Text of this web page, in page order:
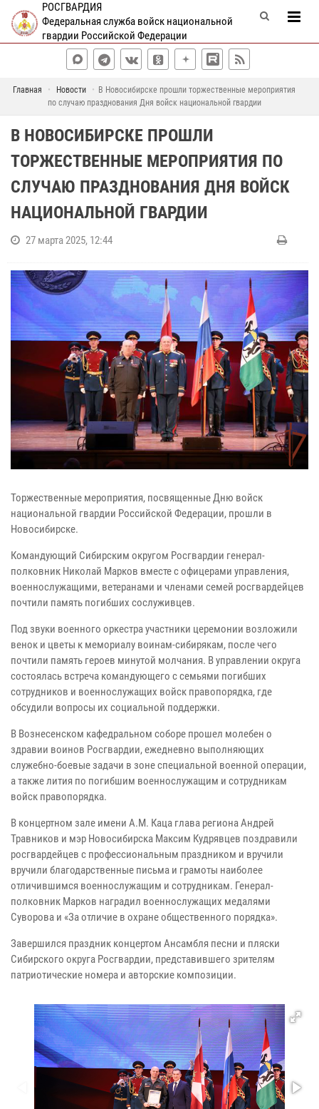
РОСГВАРДИЯ
Федеральная служба войск национальной
гвардии Российской Федерации
Главная Новости
В Новосибирске прошли торжественные мероприятия
по случаю празднования Дня войск национальной гвардии
В НОВОСИБИРСКЕ ПРОШЛИ
ТОРЖЕСТВЕННЫЕ МЕРОПРИЯТИЯ ПО
СЛУЧАЮ ПРАЗДНОВАНИЯ ДНЯ ВОЙСК
НАЦИОНАЛЬНОЙ ГВАРДИИ
27 марта 2025, 12:44
Торжественные мероприятия, посвященные Дню войск
национальной гвардии Российской Федерации, прошли в
Новосибирске.
Командующий Сибирским округом Росгвардии генерал-
полковник Николай Марков вместе с офицерами управления,
военнослужащими, ветеранами и членами семей росгвардейцев
почтили память погибших сослуживцев.
Под звуки военного оркестра участники церемонии возложили
венок и цветы к мемориалу воинам-сибирякам, после чего
почтили память героев минутой молчания. В управлении округа
состоялась встреча командующего с семьями погибших
сотрудников и военнослужащих войск правопорядка, где
обсудили вопросы их социальной поддержки.
В Вознесенском кафедральном соборе прошел молебен о
здравии воинов Росгвардии, ежедневно выполняющих
служебно-боевые задачи в зоне специальной военной операции,
а также лития по погибшим военнослужащим и сотрудникам
войск правопорядка.
В концертном зале имени А.М. Каца глава региона Андрей
Травников и мэр Новосибирска Максим Кудрявцев поздравили
росгвардейцев с профессиональным праздником и вручили
вручили благодарственные письма и грамоты наиболее
отличившимся военнослужащим и сотрудникам. Генерал-
полковник Марков наградил военнослужащих медалями
Суворова и «За отличие в охране общественного порядка».
Завершился праздник концертом Ансамбля песни и пляски
Сибирского округа Росгвардии, представившего зрителям
патриотические номера и авторские композиции.